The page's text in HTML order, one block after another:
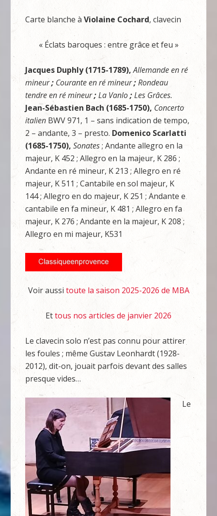
Carte blanche àViolaine Cochard, clavecin
« Éclats baroques : entre grâce et feu »
Jacques Duphly (1715-1789),Allemande en ré
mineur; Courante en ré mineur;Rondeau
tendre en ré mineur;La Vanlo;Les Grâces.
Jean-Sébastien Bach (1685-1750), Concerto
italien BWV 971, 1 – sans indication de tempo,
2 – andante, 3 – presto. Domenico Scarlatti
(1685-1750), Sonates; Andante allegro en la
majeur, K 452 ; Allegro en la majeur, K 286 ;
Andante en ré mineur, K 213 ; Allegro en ré
majeur, K 511 ; Cantabile en sol majeur, K
144 ; Allegro en do majeur, K 251 ; Andante e
cantabile en fa mineur, K 481 ; Allegro en fa
majeur, K 276 ; Andante en la majeur, K 208 ;
Allegro en mi majeur, K531
Voir aussi toute la saison 2025-2026 de MBA
Ettous nos articles de janvier 2026
Le clavecin solo n’est pas connu pour attirer
les foules ; même Gustav Leonhardt (1928-
2012), dit-on, jouait parfois devant des salles
presque vides…
Le